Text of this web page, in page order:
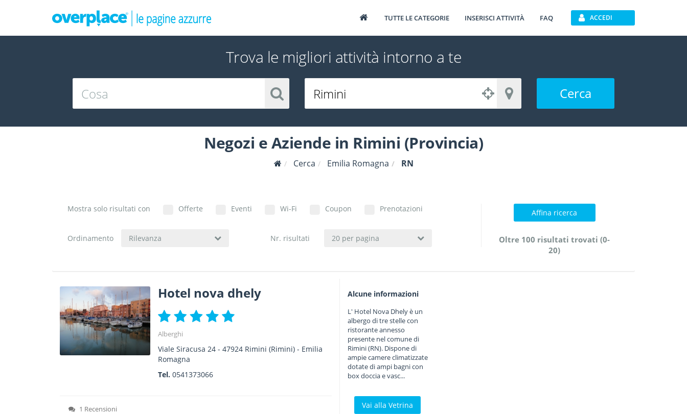
TUTTE LE CATEGORIE INSERISCI ATTIVITÀ FAQ ACCEDI
Trova le migliori attività intorno a te
Cerca
Negozi e Aziende in Rimini (Provincia)
Cerca Emilia Romagna RN
Mostra solo risultati con Offerte Eventi Wi-Fi Coupon Prenotazioni
Ordinamento Rilevanza Nr. risultati 20 per pagina
Affina ricerca
Oltre 100 risultati trovati (0-
20)
Hotel nova dhely
Alberghi
Viale Siracusa 24 -47924 Rimini (Rimini) - Emilia
Romagna
Tel.0541373066
1 Recensioni
Alcune informazioni
L' Hotel Nova Dhely è un
albergo di tre stelle con
ristorante annesso
presente nel comune di
Rimini (RN). Dispone di
ampie camere climatizzate
dotate di ampi bagni con
box doccia e vasc...
Vai alla Vetrina